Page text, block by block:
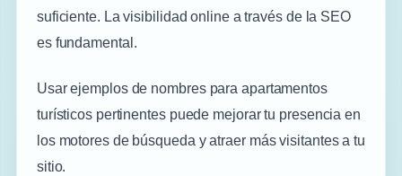
suficiente. La visibilidad online a través de la SEO
es fundamental.
Usar ejemplos de nombres para apartamentos
turísticos pertinentes puede mejorar tu presencia en
los motores de búsqueda y atraer más visitantes a tu
sitio.